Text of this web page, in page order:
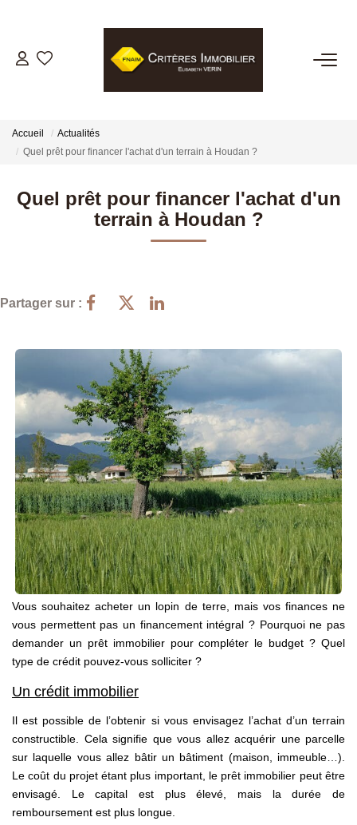
ESTIMATION
Présentation
Notre Équipe
Notre Village
Actualités
Contactez-Nous
EXTRANET
Accueil
Actualités
Quel prêt pour financer l'achat d'un terrain à Houdan ?
Quel prêt pour financer l'achat d'un
terrain à Houdan ?
Partager sur :
Vous souhaitez acheter un lopin de terre, mais vos finances ne
vous permettent pas un financement intégral ? Pourquoi ne pas
demander un prêt immobilier pour compléter le budget ? Quel
type de crédit pouvez-vous solliciter ?
Un crédit immobilier
Il est possible de l’obtenir si vous envisagez l’achat d’un terrain
constructible. Cela signifie que vous allez acquérir une parcelle
sur laquelle vous allez bâtir un bâtiment (maison, immeuble…).
Le coût du projet étant plus important, le prêt immobilier peut être
envisagé. Le capital est plus élevé, mais la durée de
remboursement est plus longue.